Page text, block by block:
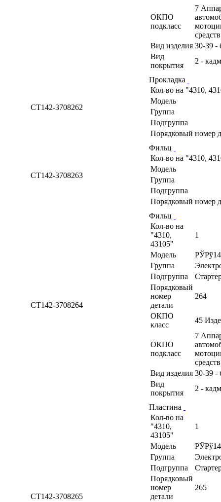
ОКПО
подкласс
7
Вид изделия 30-39 -
Вид
покрытия
2 -
СТ142-3708262
Прокладка
Кол-во на "4310,
Модель
Группа
Подгруппа
Порядковый номер
СТ142-3708263
Фильц
Кол-во на "4310,
Модель
Группа
Подгруппа
Порядковый номер
СТ142-3708264
Фильц
Кол-во на
"4310,
43105"
1
Модель
Группа
Подгруппа
Порядковый
номер
детали
264
ОКПО
класс
45
ОКПО
подкласс
7
Вид изделия 30-39 -
Вид
покрытия
2 -
СТ142-3708265
Пластина
Кол-во на
"4310,
43105"
1
Модель
Группа
Подгруппа
Порядковый
номер
детали
265